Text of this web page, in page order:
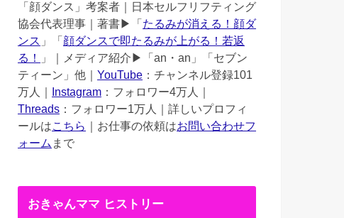
「顔ダンス」考案者｜日本セルフリフティング
協会代表理事｜著書▶︎「 たるみが消える！顔ダ
ンス 」「 顔ダンスで即たるみが上がる！若返
る！
」｜メディア紹介▶︎「an・an」「セブン
ティーン」他｜ YouTube ：チャンネル登録101
万人｜
Instagram ：フォロワー4万人｜
Threads ：フォロワー1万人｜詳しいプロフィ
ールはこちら ｜お仕事の依頼はお問い合わせフ
ォーム まで
おきゃんママ ヒストリー